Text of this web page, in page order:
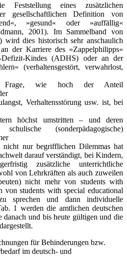
eines zusätzlichen
gesellschaftlichen Definition von
»gesund« oder »auffällig«
2001). Im Sammelband von
dies historisch sehr anschaulich
der Karriere des »Zappelphilipps«
Defizit-Kindes (ADHS) oder an der
(verhaltensgestört, verwahrlost,
wie hoch der Anteil
Verhaltensstörung usw. ist, bei
höchst umstritten – und deren
(sonderpädagogische)
nicht nur begrifflichen Dilemmas hat
darauf verständigt, bei Kindern,
zusätzliche unterrichtliche
von Lehrkräften als auch zuweilen
nicht mehr von students with
von students with special educational
sprechen und dann individuelle
1 werden die amtlichen deutschen
danach und bis heute gültigen und die
für Behinderungen bzw.
im deutsch- und